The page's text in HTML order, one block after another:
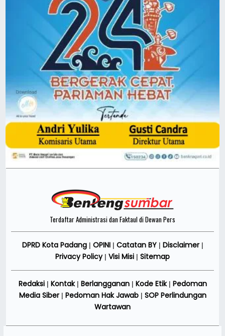
Terdaftar Administrasi dan Faktaul di Dewan Pers
DPRD Kota Padang| OPINI Catatan BY| Disclaimer|
Privacy Policy| Visi Misi Sitemap
Redaksi| Kontak| Berlangganan| Kode Etik| Pedoman
Media Siber| Pedoman Hak Jawab| SOP Perlindungan
Wartawan